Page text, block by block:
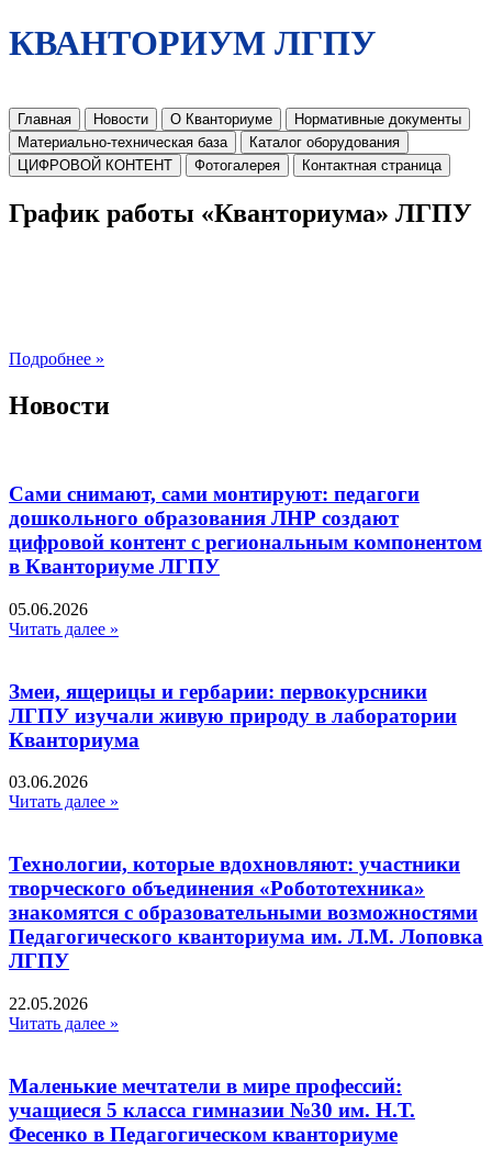
КВАНТОРИУМ ЛГПУ
Главная Новости О Кванториуме
Нормативные документы
Материально-техническая база
Каталог оборудования
ЦИФРОВОЙ КОНТЕНТ
Фотогалерея Контактная страница
График работы «Кванториума» ЛГПУ
Подробнее »
Новости
Сами снимают, сами монтируют: педагоги
дошкольного образования ЛНР создают
цифровой контент с региональным компонентом
в Кванториуме ЛГПУ​
05.06.2026
Читать далее »
Змеи, ящерицы и гербарии: первокурсники
ЛГПУ изучали живую природу в лаборатории
Кванториума
03.06.2026
Читать далее »
Технологии, которые вдохновляют: участники
творческого объединения «Робототехника»
знакомятся с образовательными возможностями
Педагогического кванториума им. Л.М. Лоповка
ЛГПУ
22.05.2026
Читать далее »
Маленькие мечтатели в мире профессий:
учащиеся 5 класса гимназии №30 им. Н.Т.
Фесенко в Педагогическом кванториуме